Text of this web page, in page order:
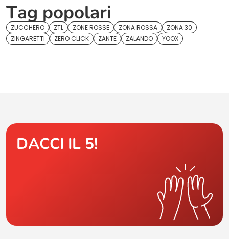
Tag popolari
ZUCCHERO ZTL ZONE ROSSE ZONA ROSSA
ZONA 30
ZINGARETTI
ZERO CLICK ZANTE ZALANDO YOOX
DACCI IL 5!